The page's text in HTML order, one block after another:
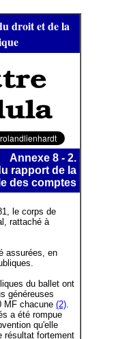
droit et de la
Annexe 8 - 2.
rapport de la
des comptes
le corps de
rattaché à
assurées, en
du ballet ont
généreuses
MF chacune (2).
a été rompue
qu'elle
résultat fortement